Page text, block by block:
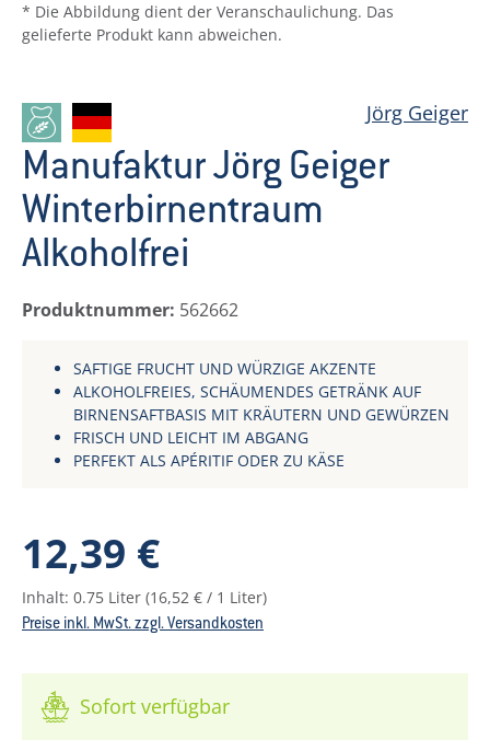
* Die Abbildung dient der Veranschaulichung. Das
gelieferte Produkt kann abweichen.
Jörg Geiger
Manufaktur Jörg Geiger
Winterbirnentraum
Alkoholfrei
Produktnummer: 562662
SAFTIGE FRUCHT UND WÜRZIGE AKZENTE
ALKOHOLFREIES, SCHÄUMENDES GETRÄNK AUF
BIRNENSAFTBASIS MIT KRÄUTERN UND GEWÜRZEN
FRISCH UND LEICHT IM ABGANG
PERFEKT ALS APÉRITIF ODER ZU KÄSE
Regulärer Preis:
12,39 €
Inhalt: 0.75 Liter (16,52 € / 1 Liter)
Preise inkl. MwSt. zzgl. Versandkosten
Sofort verfügbar